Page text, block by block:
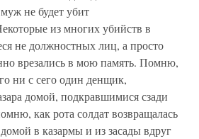
не будет убит
из многих убийств в
не должностных лиц, а просто
врезались в мою память. Помню,
ни с сего один денщик,
домой, подкравшимися сзади
как рота солдат возвращалась
в казармы и из засады вдруг